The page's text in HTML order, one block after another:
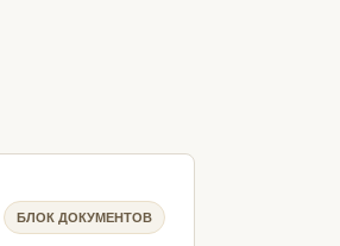
БЛОК ДОКУМЕНТОВ